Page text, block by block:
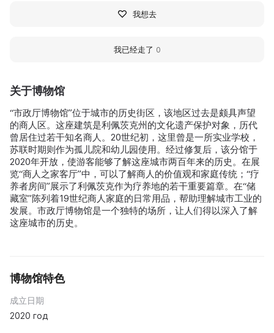
关于博物馆
“市政厅博物馆”位于城市的历史街区，该地区过去是颇具声望
的商人区。这座建筑是利佩茨克州的文化遗产保护对象，历代
曾居住过若干知名商人。20世纪初，这里曾是一所实业学校，
苏联时期则作为孤儿院和幼儿园使用。经过修复后，该分馆于
2020年开放，使游客能够了解这座城市两百年来的历史。在展
览“商人之家客厅”中，可以了解商人的价值观和家庭传统；“疗
养者房间”展示了利佩茨克作为疗养地的若干重要篇章。在“储
藏室”陈列着19世纪商人家庭的日常用品，帮助理解城市工业的
发展。市政厅博物馆是一个独特的场所，让人们得以深入了解
这座城市的历史。
博物馆特色
成立日期
2020 год
我想去
我已经走了 0